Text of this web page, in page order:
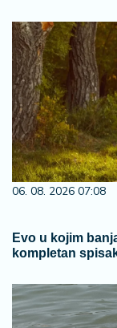
06. 08. 2026 07:08
Evo u kojim
kompletan